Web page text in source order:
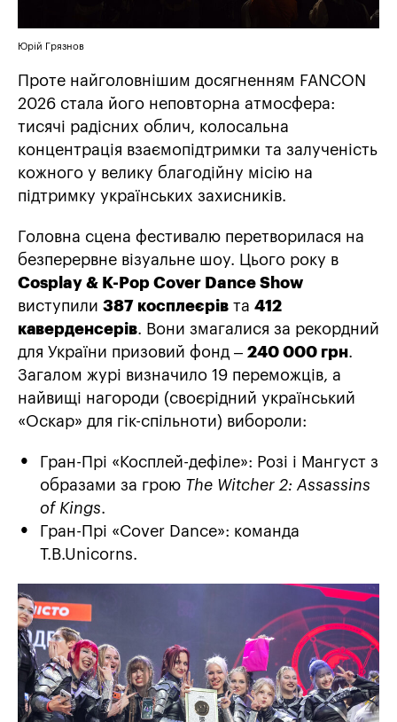
Юрій Грязнов
Проте найголовнішим досягненням FANCON
2026 стала його неповторна атмосфера:
тисячі радісних облич, колосальна
концентрація взаємопідтримки та залученість
кожного у велику благодійну місію на
підтримку українських захисників.
Головна сцена фестивалю перетворилася на
безперервне візуальне шоу. Цього року в
Cosplay & K-Pop Cover Dance Show
виступили 387 косплеєрів та 412
каверденсерів. Вони змагалися за рекордний
для України призовий фонд – 240 000 грн.
Загалом журі визначило 19 переможців, а
найвищі нагороди (своєрідний український
«Оскар» для гік-спільноти) вибороли:
Гран-Прі «Косплей-дефіле»: Розі і Мангуст з
образами за грою The Witcher 2: Assassins
of Kings.
Гран-Прі «Cover Dance»: команда
T.B.Unicorns.